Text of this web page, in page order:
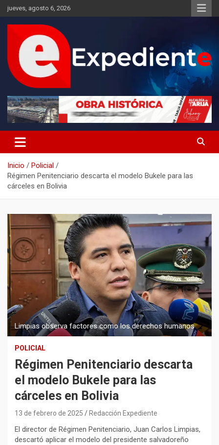
Saltar
al
contenido
jueves, agosto 6, 2026
Expediente
Inicio
Policial
Régimen Penitenciario descarta el modelo Bukele para las
cárceles en Bolivia
Limpias observa factores como los derechos humanos
POLICIAL
Régimen Penitenciario descarta
el modelo Bukele para las
cárceles en Bolivia
13 de febrero de 2025 Redacción Expediente
El director de Régimen Penitenciario, Juan Carlos Limpias,
descartó aplicar el modelo del presidente salvadoreño